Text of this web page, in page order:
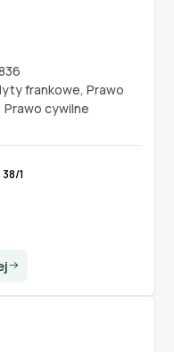
frankowe, Prawo
Prawo cywilne
1